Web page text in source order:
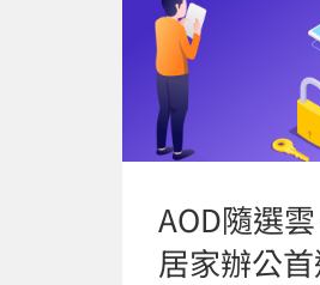
AOD隨選
居家辦公